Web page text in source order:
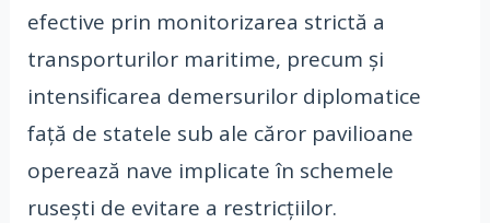
efective prin monitorizarea strictă a
transporturilor maritime, precum și
intensificarea demersurilor diplomatice
față de statele sub ale căror pavilioane
operează nave implicate în schemele
rusești de evitare a restricțiilor.